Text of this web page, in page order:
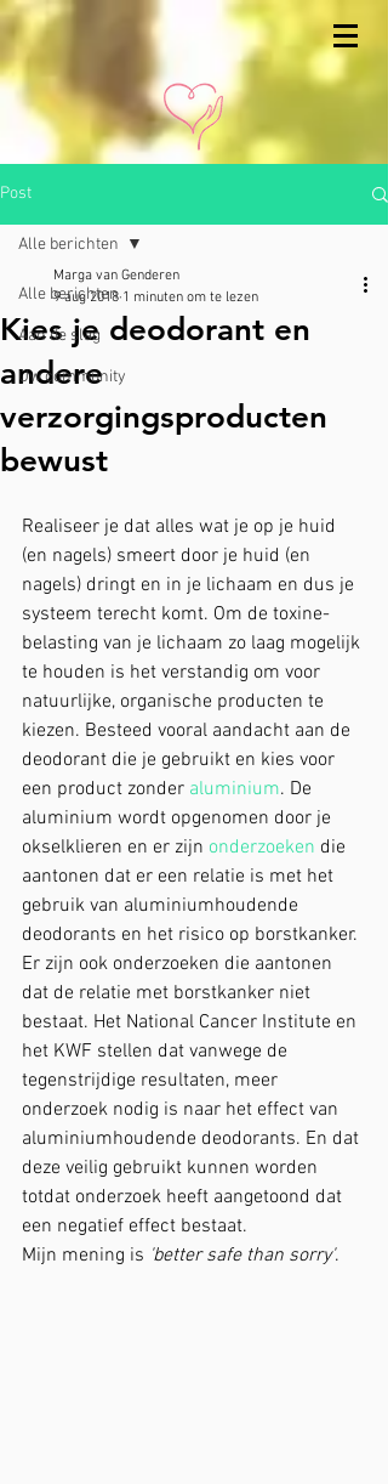
Post
Alle berichten
Aan de slag
Uw community
Alle berichten
Kies je deodorant en
andere
verzorgingsproducten
bewust
Marga van Genderen
9 aug 2018 1 minuten om te lezen
Realiseer je dat alles wat je op je huid
(en nagels) smeert door je huid (en
nagels) dringt en in je lichaam en dus je
systeem terecht komt. Om de toxine-
belasting van je lichaam zo laag mogelijk
te houden is het verstandig om voor
natuurlijke, organische producten te
kiezen. Besteed vooral aandacht aan de
deodorant die je gebruikt en kies voor
een product zonder aluminium. De
aluminium wordt opgenomen door je
okselklieren en er zijn onderzoeken die
aantonen dat er een relatie is met het
gebruik van aluminiumhoudende
deodorants en het risico op borstkanker.
Er zijn ook onderzoeken die aantonen
dat de relatie met borstkanker niet
bestaat. Het National Cancer Institute en
het KWF stellen dat vanwege de
tegenstrijdige resultaten, meer
onderzoek nodig is naar het effect van
aluminiumhoudende deodorants. En dat
deze veilig gebruikt kunnen worden
totdat onderzoek heeft aangetoond dat
een negatief effect bestaat.
Mijn mening is 'better safe than sorry'.